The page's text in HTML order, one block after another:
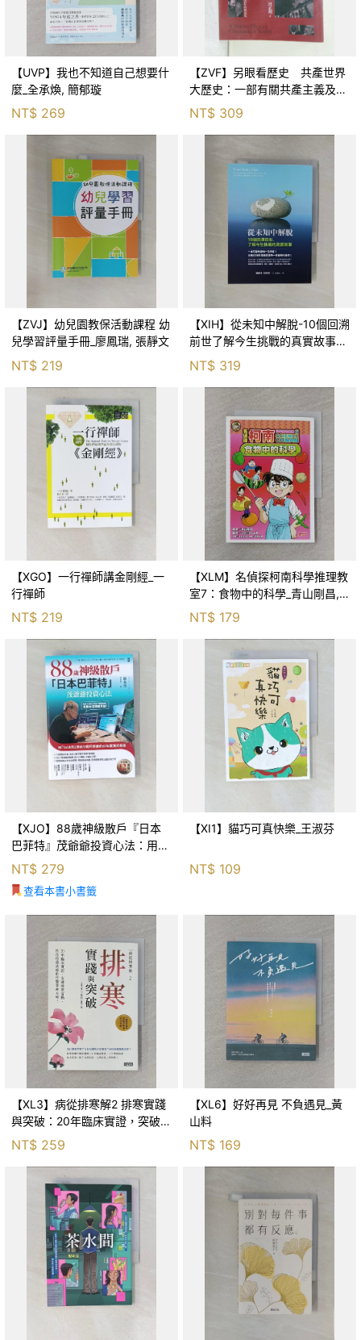
【UVP】我也不知道自己想要什
麼_全承煥, 簡郁璇
NT$ 269
【ZVF】另眼看歷史 共產世界
大歷史：一部有關共產主義及共
產黨兩百年的興衰史_呂正理
NT$ 309
【ZVJ】幼兒園教保活動課程 幼
兒學習評量手冊_廖鳳瑞, 張靜文
NT$ 219
【XIH】從未知中解脫-10個回溯
前世了解今生挑戰的真實故事_
羅伯特．舒
NT$ 319
【XGO】一行禪師講金剛經_一
行禪師
NT$ 219
【XLM】名偵探柯南科學推理教
室7：食物中的科學_青山剛昌,
NT$ 179
【XJO】88歲神級散戶『日本
巴菲特』茂爺爺投資心法：用
「126法則」滾出18億円資產的
69年股海交易術_藤本茂, 賴惠
鈴
NT$ 279
查看本書小書籤
【XI1】貓巧可真快樂_王淑芬
NT$ 109
【XL3】病從排寒解2 排寒實踐
與突破：20年臨床實證，突破排
寒盲點，防治疫毒流感的中醫養
命方略！_李璧如
NT$ 259
【XL6】好好再見 不負遇見_黃
山料
NT$ 169